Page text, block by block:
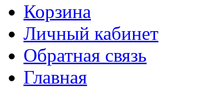
Корзина
Личный кабинет
Обратная связь
Главная